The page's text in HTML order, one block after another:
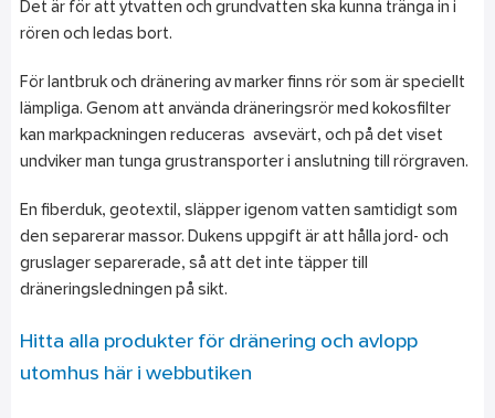
Det är för att ytvatten och grundvatten ska kunna tränga in i
rören och ledas bort.
För lantbruk och dränering av marker finns rör som är speciellt
lämpliga. Genom att använda dräneringsrör med kokosfilter
kan markpackningen reduceras avsevärt, och på det viset
undviker man tunga grustransporter i anslutning till rörgraven.
En fiberduk, geotextil, släpper igenom vatten samtidigt som
den separerar massor. Dukens uppgift är att hålla jord- och
gruslager separerade, så att det inte täpper till
dräneringsledningen på sikt.
Hitta alla produkter för dränering och avlopp
utomhus här i webbutiken